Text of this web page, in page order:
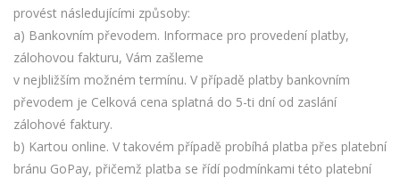
provést následujícími způsoby:
a) Bankovním převodem. Informace pro provedení platby,
zálohovou fakturu, Vám zašleme
v nejbližším možném termínu. V případě platby bankovním
převodem je Celková cena splatná do 5-ti dní od zaslání
zálohové faktury.
b) Kartou online. V takovém případě probíhá platba přes platební
bránu GoPay, přičemž platba se řídí podmínkami této platební